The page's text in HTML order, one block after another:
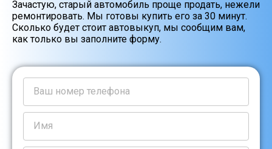
Зачастую, старый автомобиль проще продать, нежели
ремонтировать. Мы готовы купить его за 30 минут.
Сколько будет стоит автовыкуп, мы сообщим вам,
как только вы заполните форму.